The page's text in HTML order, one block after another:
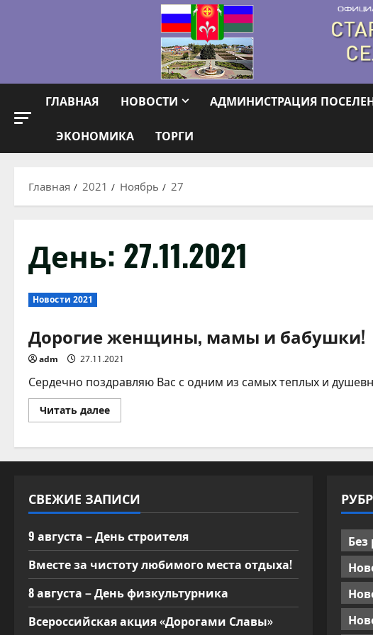
ГЛАВНАЯ НОВОСТИ АДМИНИСТРАЦИЯ
ЭКОНОМИКА ТОРГИ
Главная 2021 Ноябрь 27
День: 27.11.2021
Новости 2021
Дорогие женщины, мамы и бабушки!
adm 27.11.2021
Сердечно поздравляю Вас с одним из самых теплых и
Читать далееПрочитать
больше
женщины,
мамы
СВЕЖИЕ ЗАПИСИ
9 августа – День строителя
Вместе за чистоту любимого места отдыха!
8 августа – День физкультурника
Всероссийская акция «Дорогами Славы»
Без